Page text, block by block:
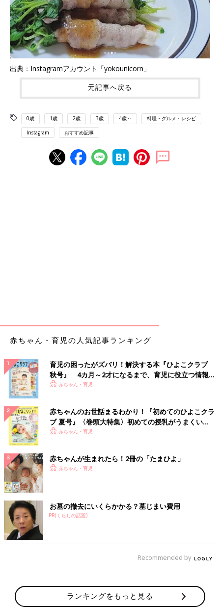
出典：Instagramアカウント「yokounicorn」
元記事へ戻る
0歳 1歳 2歳 3歳 4歳～ 料理・グルメ・レシピ
Instagram おすすめ記事
赤ちゃん・育児の人気記事ランキング
育児の困ったがズバリ！解決する本『ひよこクラブ
秋号』 4カ月～2才になるまで、育児に役立つ情報が
いっぱい！
赤ちゃん・育児
赤ちゃんのお世話まるわかり！『初めてのひよこクラ
ブ 夏号』〈巻頭大特集〉初めての授乳がうまくい
く！ おっぱい・ミルクの基本と夏のトラブル 解決テ
赤ちゃん・育児
赤ちゃんが生まれたら！2冊の「たまひよ」
赤ちゃん・育児
お墓の撤去にいくらかかる？墓じまい費用
PR(くらしの話題)
Recommended by
ランキングをもっと見る